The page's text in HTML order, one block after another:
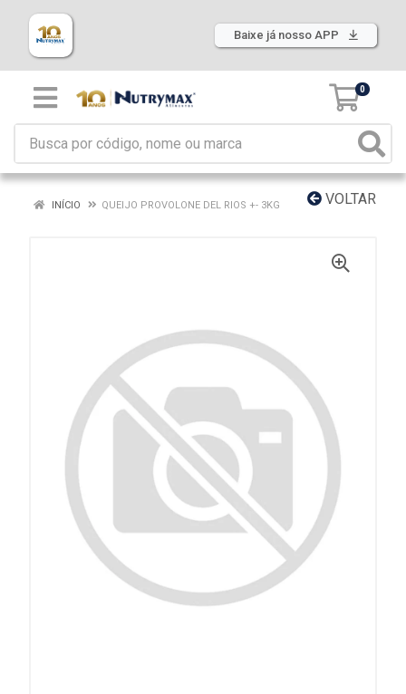
Baixe já nosso APP
0
VOLTAR
INÍCIO QUEIJO PROVOLONE DEL RIOS +- 3KG